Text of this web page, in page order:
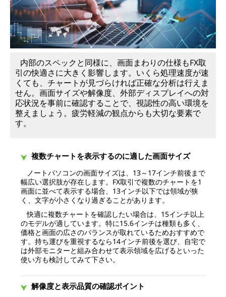
内部のスペックと同様に、画面まわりの仕様もFX取
引の快適さに大きく影響します。いくら処理速度が速
くても、チャートが見づらければ正確な分析は行えま
せん。画面サイズや解像度、外部ディスプレイへの対
応状況を事前に確認することで、視認性の高い環境を
整えましょう。疲労軽減の観点からも大切な要素で
す。
複数チャートを表示するのに適した画面サイズ
ノートパソコンの画面サイズは、13～17インチ前後まで
幅広い選択肢が存在します。FX取引で複数のチャートを1
画面に並べて表示する場合、13インチ以下では領域が狭
く、文字が小さくなり過ぎることがあります。
快適に複数チャートを確認したい場合は、15インチ以上
のモデルが適しています。特に15.6インチは種類も多く、
価格と画面の広さのバランスが取れているためおすすめで
す。持ち運びを重視するなら14インチ前後を選び、自宅で
は外部モニターと組み合わせて表示領域を広げるといった
使い方も検討してみて下さい。
解像度と表示品質の確認ポイント